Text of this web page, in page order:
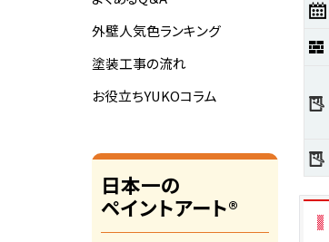
外壁人気色ランキング
塗装工事の流れ
お役立ちYUKOコラム
日本一の
ペイントアート®